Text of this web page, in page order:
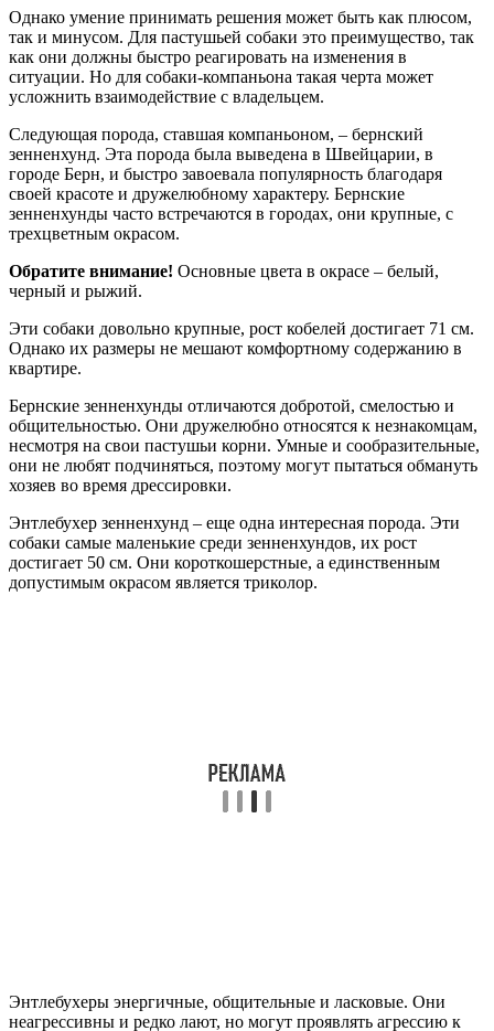
Однако умение принимать решения может быть как плюсом,
так и минусом. Для пастушьей собаки это преимущество, так
как они должны быстро реагировать на изменения в
ситуации. Но для собаки-компаньона такая черта может
усложнить взаимодействие с владельцем.
Следующая порода, ставшая компаньоном, – бернский
зенненхунд. Эта порода была выведена в Швейцарии, в
городе Берн, и быстро завоевала популярность благодаря
своей красоте и дружелюбному характеру. Бернские
зенненхунды часто встречаются в городах, они крупные, с
трехцветным окрасом.
Обратите внимание! Основные цвета в окрасе – белый,
черный и рыжий.
Эти собаки довольно крупные, рост кобелей достигает 71 см.
Однако их размеры не мешают комфортному содержанию в
квартире.
Бернские зенненхунды отличаются добротой, смелостью и
общительностью. Они дружелюбно относятся к незнакомцам,
несмотря на свои пастушьи корни. Умные и сообразительные,
они не любят подчиняться, поэтому могут пытаться обмануть
хозяев во время дрессировки.
Энтлебухер зенненхунд – еще одна интересная порода. Эти
собаки самые маленькие среди зенненхундов, их рост
достигает 50 см. Они короткошерстные, а единственным
допустимым окрасом является триколор.
Энтлебухеры энергичные, общительные и ласковые. Они
неагрессивны и редко лают, но могут проявлять агрессию к